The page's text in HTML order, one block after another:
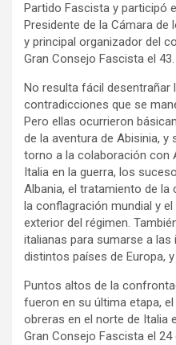
Partido Fascista y participó
Presidente de la Cámara
y principal organizador del
Gran Consejo Fascista el 43.
No resulta fácil desentrañar
contradicciones que se
Pero ellas ocurrieron
de la aventura de Abisinia, y
torno a la colaboración con
Italia en la guerra, los
Albania, el tratamiento de la
la conflagración mundial y
exterior del régimen.
italianas para sumarse a
distintos países de Europa, y
Puntos altos de la
fueron en su última etapa,
obreras en el norte de Italia
Gran Consejo Fascista el